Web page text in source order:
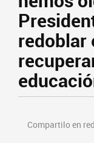
redoblar
Compartilo en